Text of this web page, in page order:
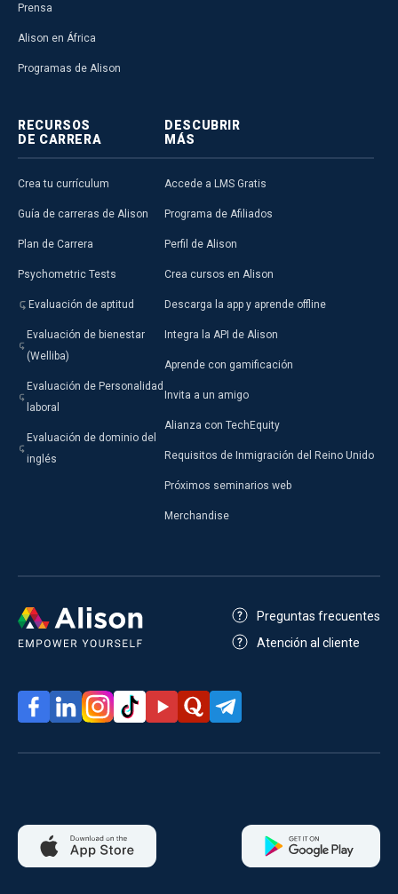
Prensa
Alison en África
Programas de Alison
RECURSOS
DE CARRERA
Crea tu currículum
Guía de carreras de Alison
Plan de Carrera
Psychometric Tests
Evaluación de aptitud
Evaluación de bienestar
(Welliba)
Evaluación de Personalidad
laboral
Evaluación de dominio del
inglés
DESCUBRIR
MÁS
Accede a LMS Gratis
Programa de Afiliados
Perfil de Alison
Crea cursos en Alison
Descarga la app y aprende offline
Integra la API de Alison
Aprende con gamificación
Invita a un amigo
Alianza con TechEquity
Requisitos de Inmigración del Reino Unido
Próximos seminarios web
Merchandise
Preguntas frecuentes
Atención al cliente